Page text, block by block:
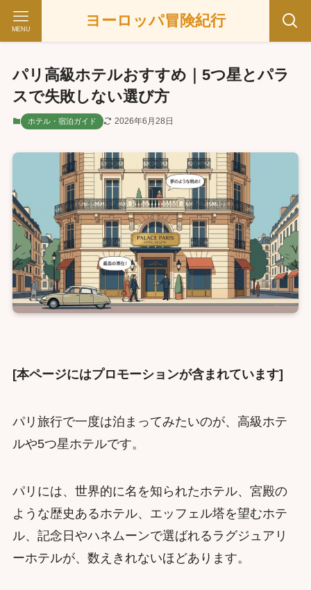
ヨーロッパ冒険紀行
MENU
パリ高級ホテルおすすめ｜5つ星とパラ
スで失敗しない選び方
ホテル・宿泊ガイド 2026年6月28日
[本ページにはプロモーションが含まれています]
パリ旅行で一度は泊まってみたいのが、高級ホテ
ルや5つ星ホテルです。
パリには、世界的に名を知られたホテル、宮殿の
ような歴史あるホテル、エッフェル塔を望むホテ
ル、記念日やハネムーンで選ばれるラグジュアリ
ーホテルが、数えきれないほどあります。